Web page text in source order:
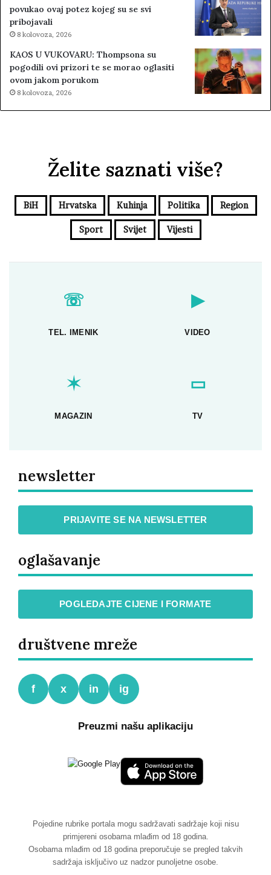
povukao ovaj potez kojeg su se svi
pribojavali
8 kolovoza, 2026
KAOS U VUKOVARU: Thompsona su
pogodili ovi prizori te se morao oglasiti
ovom jakom porukom
8 kolovoza, 2026
Želite saznati više?
BiH Hrvatska Kuhinja Politika Region
Sport Svijet Vijesti
☏
TEL. IMENIK
▶
VIDEO
✶
MAGAZIN
▭
TV
newsletter
PRIJAVITE SE NA NEWSLETTER
oglašavanje
POGLEDAJTE CIJENE I FORMATE
društvene mreže
f x in ig
Preuzmi našu aplikaciju
Pojedine rubrike portala mogu sadržavati sadržaje koji nisu
primjereni osobama mlađim od 18 godina.
Osobama mlađim od 18 godina preporučuje se pregled takvih
sadržaja isključivo uz nadzor punoljetne osobe.